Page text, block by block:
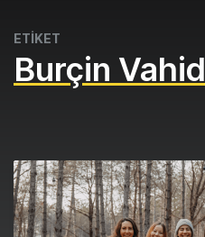
ETİKET
Burçin Vahid